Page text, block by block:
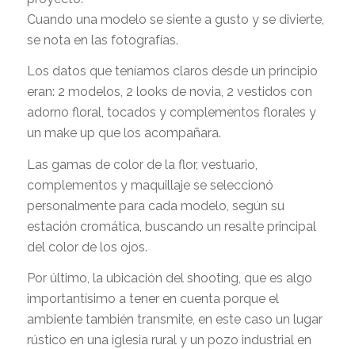
Cuando una modelo se siente a gusto y se divierte,
se nota en las fotografías.
Los datos que teníamos claros desde un principio
eran: 2 modelos, 2 looks de novia, 2 vestidos con
adorno floral, tocados y complementos florales y
un make up que los acompañara.
Las gamas de color de la flor, vestuario,
complementos y maquillaje se seleccionó
personalmente para cada modelo, según su
estación cromática, buscando un resalte principal
del color de los ojos.
Por último, la ubicación del shooting, que es algo
importantísimo a tener en cuenta porque el
ambiente también transmite, en este caso un lugar
rústico en una iglesia rural y un pozo industrial en